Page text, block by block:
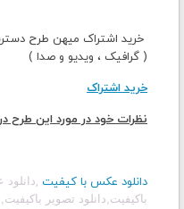
خرید اشتراک میهن طرح
( گرافیک ، ویدیو و صدا )
خرید اشتراک
نظرات خود در مورد این طرح
دانلود عکس با کیفیت ,
باکیفیت,دانلود تصویر